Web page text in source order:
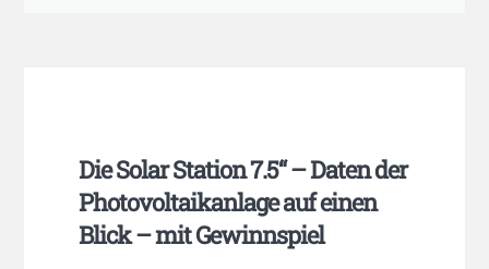
Die Solar Station 7.5“ – Daten der
Photovoltaikanlage auf einen
Blick – mit Gewinnspiel